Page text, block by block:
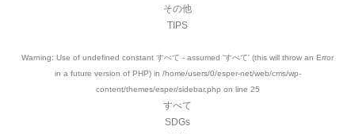
その他
TIPS
Warning: Use of undefined constant すべて - assumed 'すべて' (this will throw an Error
in a future version of PHP) in /home/users/0/esper-net/web/cms/wp-
content/themes/esper/sidebar.php on line 25
すべて
SDGs